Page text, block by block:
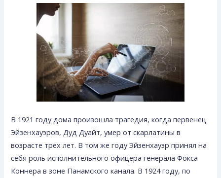
В 1921 году дома произошла трагедия, когда первенец
Эйзенхауэров, Дуд Дуайт, умер от скарлатины в
возрасте трех лет. В том же году Эйзенхауэр принял на
себя роль исполнительного офицера генерала Фокса
Коннера в зоне Панамского канала. В 1924 году, по